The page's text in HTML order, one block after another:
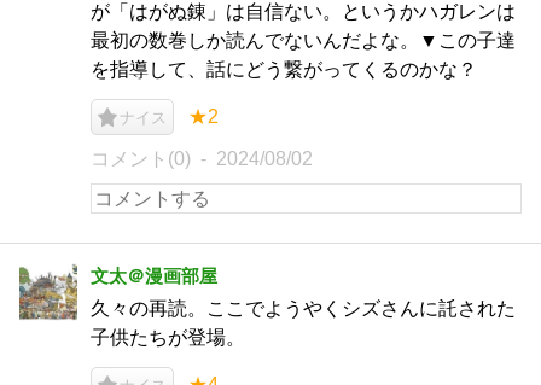
が「はがぬ錬」は自信ない。というかハガレンは
最初の数巻しか読んでないんだよな。▼この子達
を指導して、話にどう繋がってくるのかな？
ナイス ★2
コメント(0) 2024/08/02
文太＠漫画部屋
久々の再読。ここでようやくシズさんに託された
子供たちが登場。